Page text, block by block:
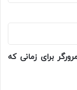
برای زمانی که